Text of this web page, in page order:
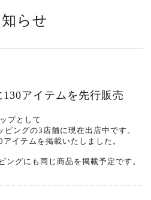
らせ
130アイテムを先行販売
プとして
ングの3店舗に現在出店中です。
イテムを掲載いたしました。
ングにも同じ商品を掲載予定です。